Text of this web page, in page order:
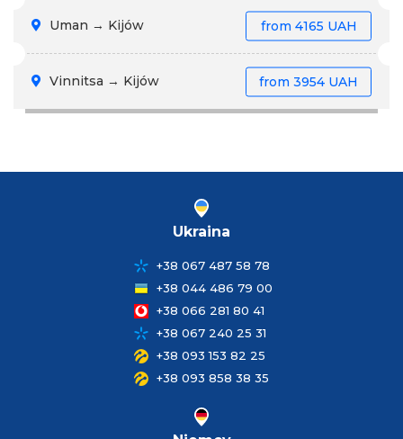
Uman → Kijów from 4165 UAH
Vinnitsa → Kijów from 3954 UAH
Ukraina
+38 067 487 58 78
+38 044 486 79 00
+38 066 281 80 41
+38 067 240 25 31
+38 093 153 82 25
+38 093 858 38 35